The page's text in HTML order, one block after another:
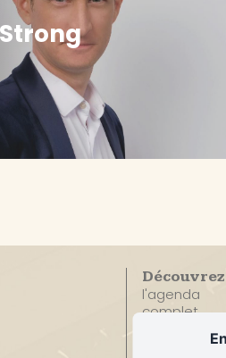
Découvrez
l'agenda
complet